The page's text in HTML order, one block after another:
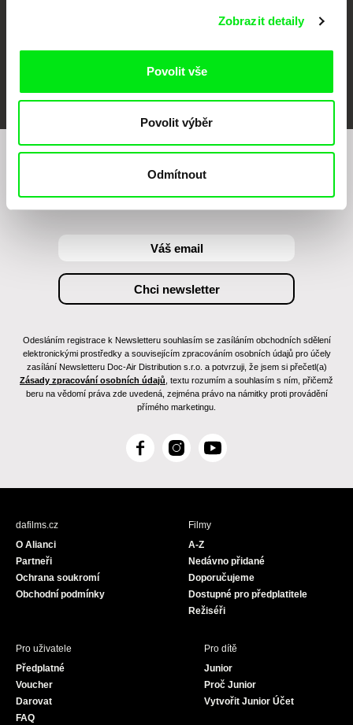
Zobrazit detaily
Povolit vše
Povolit výběr
Odmítnout
MFDF Ji.hlava
Chcete být pravidelně informováni o našem
Odesláním registrace k Newsletteru souhlasím se zasíláním obchodních sdělení
elektronickými prostředky a souvisejícím zpracováním osobních údajů pro účely
zasílání Newsletteru Doc-Air Distribution s.r.o. a potvrzuji, že jsem si přečetl(a)
Zásady zpracování osobních údajů , textu rozumím a souhlasím s ním, přičemž
beru na vědomí práva zde uvedená, zejména právo na námitky proti provádění
přímého marketingu.
F
c
I
s
Y
u
dafilms.cz
O Alianci
Partneři
Ochrana soukromí
Obchodní podmínky
Filmy
A-Z
Nedávno přidané
Doporučujeme
Dostupné pro předplatitele
Režiséři
Pro uživatele
Předplatné
Voucher
Darovat
FAQ
Pro dítě
Junior
Proč Junior
Vytvořit Junior Účet